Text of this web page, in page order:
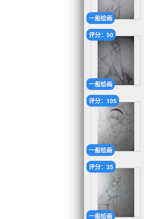
一般绘画
一般绘画
评分：50
一般绘画
评分：105
一般绘画
评分：35